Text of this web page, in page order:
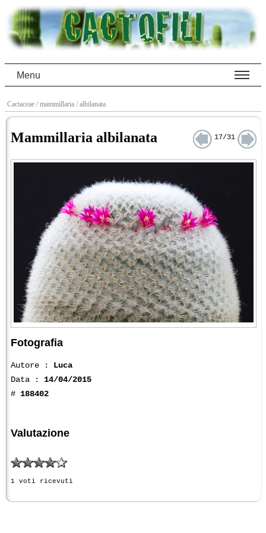
Menu
Cactaceae / mammillaria / albilanata
Mammillaria albilanata 17/31
Fotografia
Autore : Luca
Data : 14/04/2015
# 188402
Valutazione
1 voti ricevuti